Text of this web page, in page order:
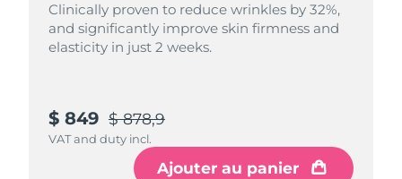
Clinically proven to reduce wrinkles by 32%,
and significantly improve skin firmness and
elasticity in just 2 weeks.
$ 849 $ 878,9
VAT and duty incl.
Ajouter au panier